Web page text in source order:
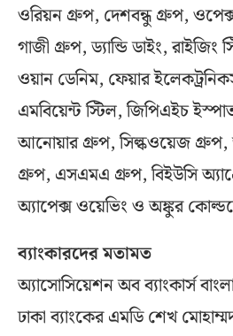
ওরিয়ন গ্রুপ, দেশবন্ধু গ্রুপ,
গাজী গ্রুপ, ড্যান্ডি ডাইং, রাইজিং
ওয়ান ডেনিম, ফেয়ার
এমবিয়েন্ট স্টিল, জিপিএইচ
আনোয়ার গ্রুপ, সিল্কওয়েজ গ্রুপ,
গ্রুপ, এসএমএ গ্রুপ, বিইউসি
অ্যাপেক্স ওয়েভিং ও অঙ্কুর
ব্যাংকারদের মতামত
অ্যাসোসিয়েশন অব ব্যাংকার্স
ঢাকা ব্যাংকের এমডি শেখ